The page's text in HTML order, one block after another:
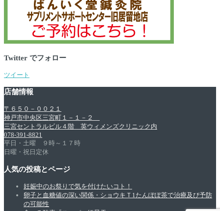
Twitter でフォロー
ツイート
店舗情報
〒６５０－００２１
神戸市中央区三宮町１－１－２
三宮セントラルビル４階 英ウィメンズクリニック内
078-391-8821
平日・土曜 ９時～１７時
日曜・祝日定休
人気の投稿とページ
妊娠中のお祭りで気を付けたいコト！
卵子と血糖値の深い関係・ショウキＴ1たんぽぽ茶で治療及び予防
の可能性